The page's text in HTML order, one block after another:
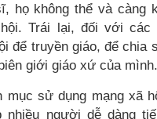
họ không thể và càng
Trái lại, đối với các
để truyền giáo, để chia
giới giáo xứ của mình.
mục sử dụng mạng xã
nhiều người dễ dàng